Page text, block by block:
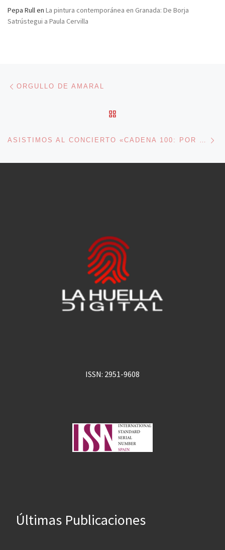
Pepa Rullen La pintura contemporánea en Granada: De Borja
Satrústegui a Paula Cervilla
Navegación de entradas
ORGULLO DE AMARAL
ASISTIMOS AL CONCIERTO «CADENA 100: POR ELLAS»
ISSN: 2951-9608
Últimas Publicaciones